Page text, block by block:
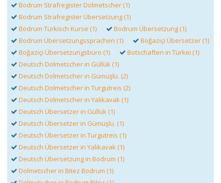
Bodrum Strafregister Dolmetscher (1)
Bodrum Strafregister Übersetzung (1)
Bodrum Türkisch Kurse (1)
Bodrum Übersetzung (1)
Bodrum Übersetzungssprachen (1)
Boğaziçi Übersetzer (1)
Boğaziçi Übersetzungsbüro (1)
Botschaften in Türkei (1)
Deutsch Dolmetscher in Güllük (1)
Deutsch Dolmetscher in Gümüşlü. (2)
Deutsch Dolmetscher in Turgutreis (2)
Deutsch Dolmetscher in Yalıkavak (1)
Deutsch Übersetzer in Güllük (1)
Deutsch Übersetzer in Gümüşlü. (1)
Deutsch Übersetzer in Turgutreis (1)
Deutsch Übersetzer in Yalıkavak (1)
Deutsch Übersetzung in Bodrum (1)
Dolmetscher in Bitez Bodrum (1)